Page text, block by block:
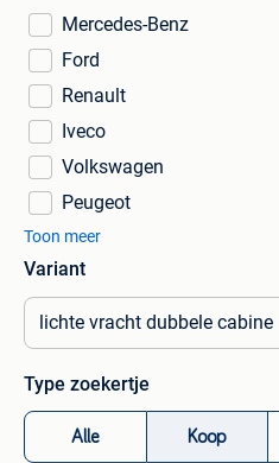
Mercedes-Benz
Ford
Renault
Iveco
Volkswagen
Peugeot
Toon meer
Variant
Type zoekertje
Alle Koop